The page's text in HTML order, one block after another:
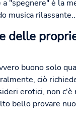
"spegnere" è la
musica
delle
buono solo
ciò
erotici, non
bello provare